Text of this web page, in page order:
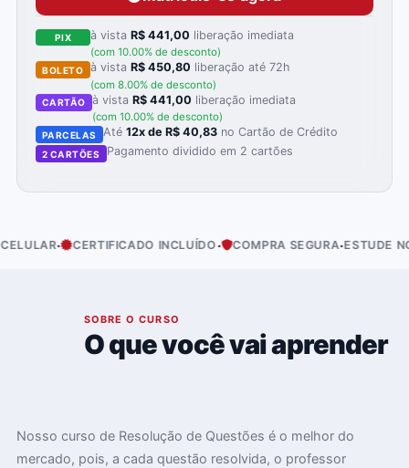
PIX à vistaR$ 441,00 liberação imediata
(com 10.00% de desconto)
BOLETO à vistaR$ 450,80 liberação até 72h
(com 8.00% de desconto)
CARTÃO à vista R$ 441,00 liberação imediata
(com 10.00% de desconto)
PARCELAS Até12x de R$ 40,83 no Cartão de Crédito
2 CARTÕES Pagamento dividido em 2 cartões
· CERTIFICADO INCLUÍDO· COMPRA SEGURA·ESTUDE NO
SOBRE O CURSO
O que você vai aprender
Nosso curso de Resolução de Questões é o melhor do
mercado, pois, a cada questão resolvida, o professor